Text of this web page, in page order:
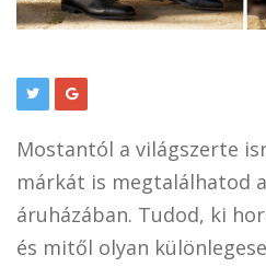
Mostantól a világszerte
márkát is megtalálhatod
áruházában. Tudod, ki
és mitől olyan